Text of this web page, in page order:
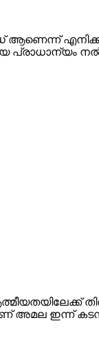
എനിക്ക്
ഇന്ന്